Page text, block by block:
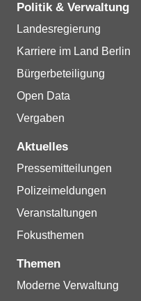
Politik & Verwaltung
Landesregierung
Karriere im Land Berlin
Bürgerbeteiligung
Open Data
Vergaben
Aktuelles
Pressemitteilungen
Polizeimeldungen
Veranstaltungen
Fokusthemen
Themen
Moderne Verwaltung